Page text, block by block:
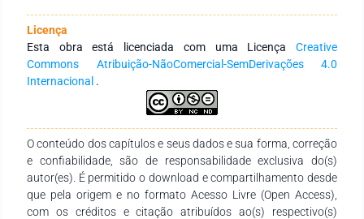
internacional. Tem como objetivo integrar ações
interinstitucionais nacionais e internacionais com redes de
pesquisa que tenham a finalidade de fomentar a formação
continuada dos profissionais da educação, por meio da
produção e socialização de conhecimentos das diversas
áreas do Saberes. Agradecemos aos autores pelo empenho,
disponibilidade e dedicação para o desenvolvimento e
conclusão dessa obra. Esperamos também que esta obra
sirva de instrumento didático-pedagógico para estudantes,
professores dos diversos níveis de ensino em seus trabalhos e
demais interessados pela temática.
Licença
Esta obra está licenciada com uma Licença Creative
Commons Atribuição-NãoComercial-SemDerivações 4.0
Internacional .
O conteúdo dos capítulos e seus dados e sua forma, correção
e confiabilidade, são de responsabilidade exclusiva do(s)
autor(es). É permitido o download e compartilhamento desde
que pela origem e no formato Acesso Livre (Open Access),
com os créditos e citação atribuídos ao(s) respectivo(s)